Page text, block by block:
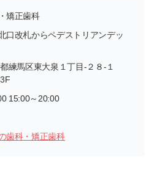
矯正歯科
口改札からペデストリアンデッ
練馬区東大泉１丁目-２８-１
15:00～20:00
歯科・矯正歯科